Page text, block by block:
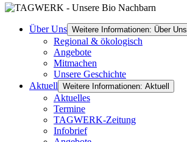
Über Uns Weitere Informationen: Über Uns
Regional & ökologisch
Angebote
Mitmachen
Unsere Geschichte
Aktuell Weitere Informationen: Aktuell
Aktuelles
Termine
TAGWERK-Zeitung
Infobrief